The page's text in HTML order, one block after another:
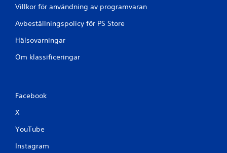
Villkor för användning av programvaran
Avbeställningspolicy för PS Store
Hälsovarningar
Om klassificeringar
Facebook
X
YouTube
Instagram